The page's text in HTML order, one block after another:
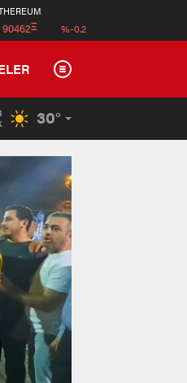
90462Ξ %-0.2
30°